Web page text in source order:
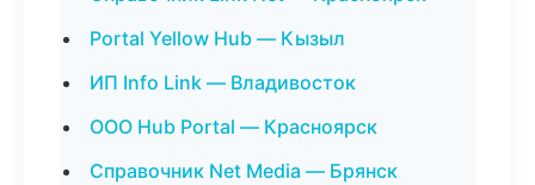
Portal Yellow Hub — Кызыл
ИП Info Link — Владивосток
ООО Hub Portal — Красноярск
Справочник Net Media — Брянск